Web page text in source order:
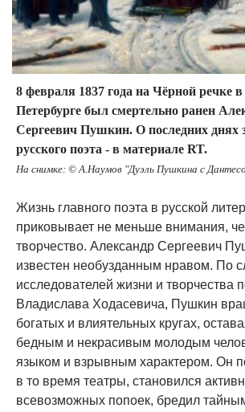
8 февраля 1837 года на Чёрной речке
Петербурге был смертельно ранен
Сергеевич Пушкин. О последних днях
русского поэта - в материале RT.
На снимке: © А.Наумов "Дуэль Пушкина с
Жизнь главного поэта в русской
приковывает не меньше внимания,
творчество. Александр Сергеевич
известен необузданным нравом. По
исследователей жизни и творчества
Владислава Ходасевича, Пушкин
богатых и влиятельных кругах,
бедным и некрасивым молодым
языком и взрывным характером. Он
в то время театры, становился
всевозможных попоек, бредил